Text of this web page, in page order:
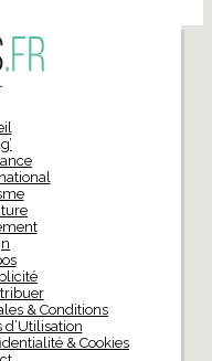
& Conditions
d’Utilisation
& Cookies